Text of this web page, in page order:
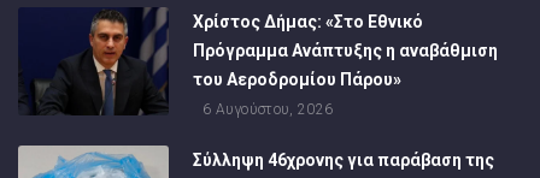
Χρίστος Δήμας: «Στο Εθνικό
Πρόγραμμα Ανάπτυξης η αναβάθμιση
του Αεροδρομίου Πάρου»
6 Αυγούστου, 2026
Σύλληψη 46χρονης για παράβαση της